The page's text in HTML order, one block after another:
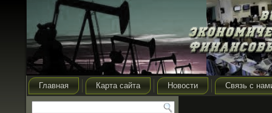
Главная Карта сайта Новости Связь с